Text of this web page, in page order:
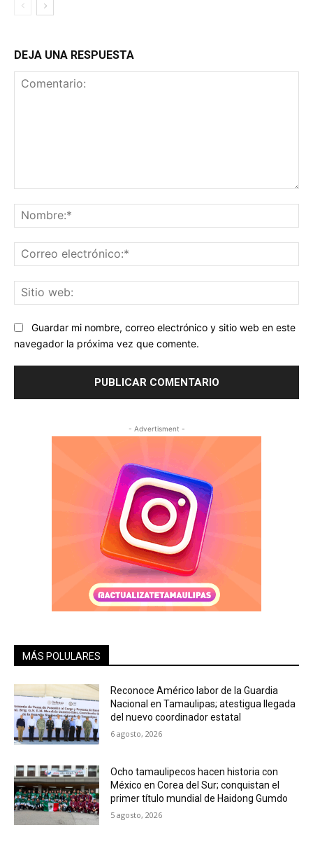
DEJA UNA RESPUESTA
Guardar mi nombre, correo electrónico y sitio web en este
navegador la próxima vez que comente.
- Advertisment -
MÁS POLULARES
Reconoce Américo labor de la Guardia
Nacional en Tamaulipas; atestigua llegada
del nuevo coordinador estatal
6 agosto, 2026
Ocho tamaulipecos hacen historia con
México en Corea del Sur; conquistan el
primer título mundial de Haidong Gumdo
5 agosto, 2026